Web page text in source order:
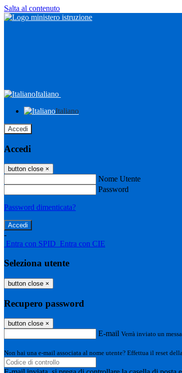
Salta al contenuto
Italiano
Italiano
Accedi
Accedi
button close ×
Nome Utente
Password
Password dimenticata?
-
Entra con SPID Entra con CIE
Seleziona utente
button close ×
Recupero password
button close ×
E-mail Verrà inviato un
Non hai una e-mail associata al nome utente? Effettua il reset